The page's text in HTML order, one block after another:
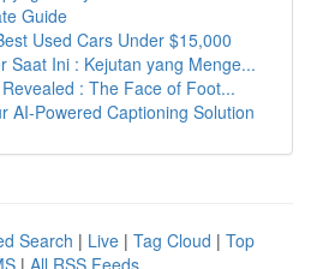
Guide
Used Cars Under $15,000
Saat Ini : Kejutan yang Menge...
: The Face of Foot...
AI-Powered Captioning Solution
Search | Live | Tag Cloud | Top
| All RSS Feeds